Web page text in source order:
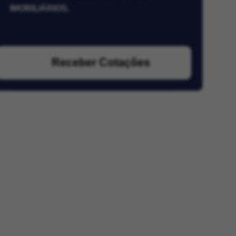
IMOBILIÁRIOS.
Receber Cotações